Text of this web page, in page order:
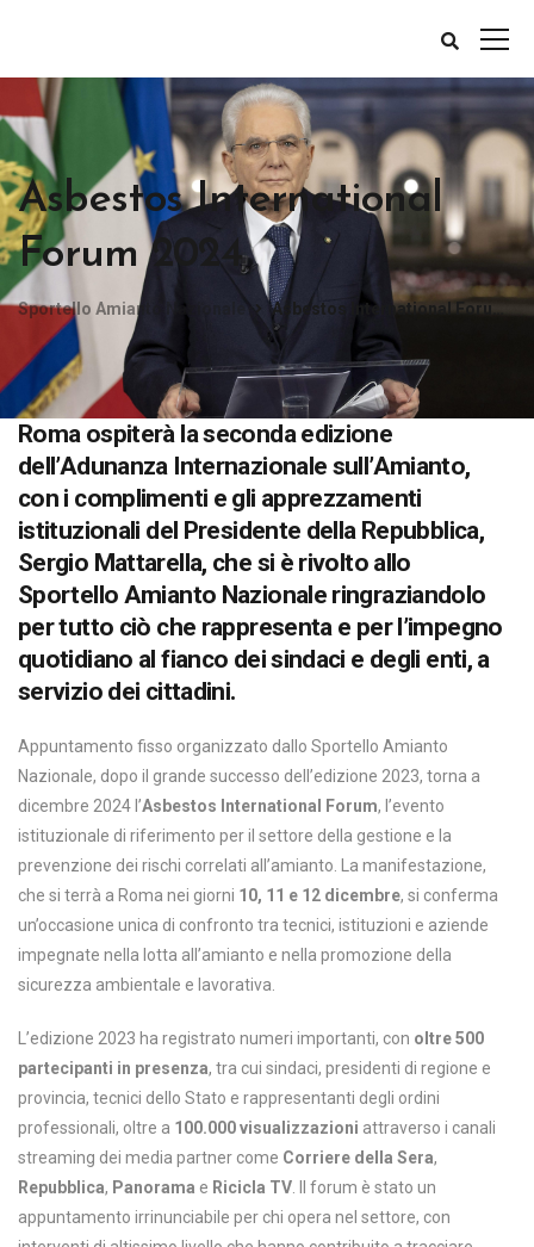
Asbestos International
Forum 2024
Sportello Amianto Nazionale Asbestos International Forum 2024
Roma ospiterà la seconda edizione
dell’Adunanza Internazionale sull’Amianto,
con i complimenti e gli apprezzamenti
istituzionali del Presidente della Repubblica,
Sergio Mattarella, che si è rivolto allo
Sportello Amianto Nazionale ringraziandolo
per tutto ciò che rappresenta e per l’impegno
quotidiano al fianco dei sindaci e degli enti, a
servizio dei cittadini.
Appuntamento fisso organizzato dallo Sportello Amianto
Nazionale, dopo il grande successo dell’edizione 2023, torna a
dicembre 2024 l’Asbestos International Forum, l’evento
istituzionale di riferimento per il settore della gestione e la
prevenzione dei rischi correlati all’amianto. La manifestazione,
che si terrà a Roma nei giorni 10, 11 e 12 dicembre, si conferma
un’occasione unica di confronto tra tecnici, istituzioni e aziende
impegnate nella lotta all’amianto e nella promozione della
sicurezza ambientale e lavorativa.
L’edizione 2023 ha registrato numeri importanti, con oltre 500
partecipanti in presenza, tra cui sindaci, presidenti di regione e
provincia, tecnici dello Stato e rappresentanti degli ordini
professionali, oltre a 100.000 visualizzazioni attraverso i canali
streaming dei media partner come Corriere della Sera,
Repubblica, Panorama e Ricicla TV . Il forum è stato un
appuntamento irrinunciabile per chi opera nel settore, con